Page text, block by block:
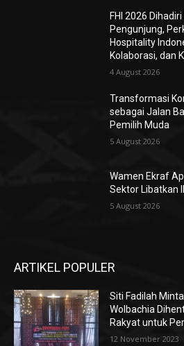
FHI 2026
Pengunjung,
Hospitality
Kolaborasi, dan
4 August 2026
Transformasi
sebagai Jalan
Pemilih Muda
5 August 2026
Wamen Ekraf
Sektor Libatkan
5 August 2026
ARTIKEL POPULER
Siti Fadilah
Wolbachia
Rakyat untuk
12 November 2023